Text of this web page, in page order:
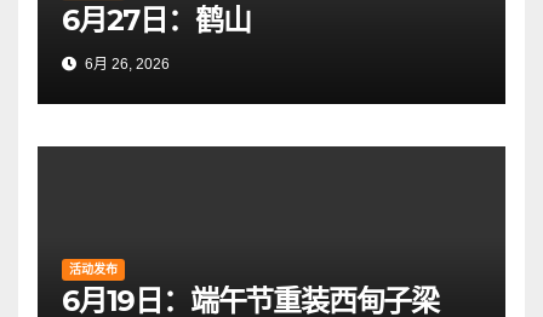
6月27日：鹤山
6月 26, 2026
活动发布
6月19日：端午节重装西甸子梁